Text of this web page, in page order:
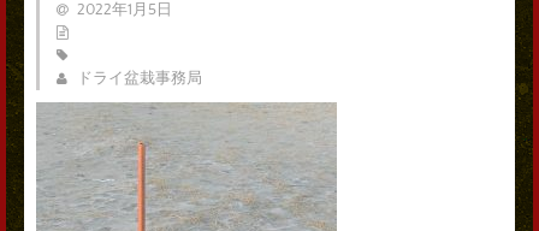
2022年1月5日
ドライ盆栽事務局